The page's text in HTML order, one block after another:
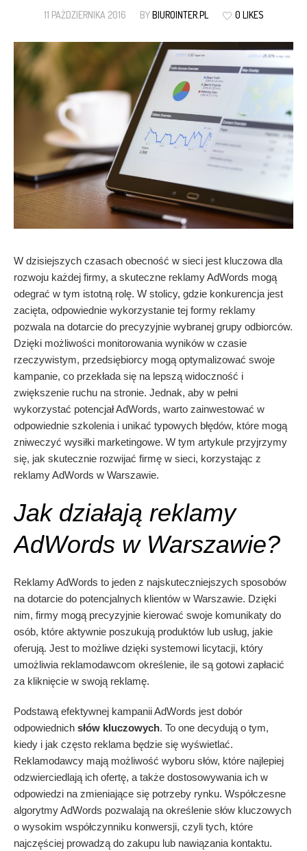
11 PAŹDZIERNIKA 2016 BYBIUROINTER.PL 0 LIKES
W dzisiejszych czasach obecność w sieci jest kluczowa dla
rozwoju każdej firmy, a skuteczne reklamy AdWords mogą
odegrać w tym istotną rolę. W stolicy, gdzie konkurencja jest
zacięta, odpowiednie wykorzystanie tej formy reklamy
pozwala na dotarcie do precyzyjnie wybranej grupy odbiorców.
Dzięki możliwości monitorowania wyników w czasie
rzeczywistym, przedsiębiorcy mogą optymalizować swoje
kampanie, co przekłada się na lepszą widoczność i
zwiększenie ruchu na stronie. Jednak, aby w pełni
wykorzystać potencjał AdWords, warto zainwestować w
odpowiednie szkolenia i unikać typowych błędów, które mogą
zniweczyć wysiłki marketingowe. W tym artykule przyjrzymy
się, jak skutecznie rozwijać firmę w sieci, korzystając z
reklamy AdWords w Warszawie.
Jak działają reklamy
AdWords w Warszawie?
Reklamy AdWords to jeden z najskuteczniejszych sposobów
na dotarcie do potencjalnych klientów w Warszawie. Dzięki
nim, firmy mogą precyzyjnie kierować swoje komunikaty do
osób, które aktywnie poszukują produktów lub usług, jakie
oferują. Jest to możliwe dzięki systemowi licytacji, który
umożliwia reklamodawcom określenie, ile są gotowi zapłacić
za kliknięcie w swoją reklamę.
Podstawą efektywnej kampanii AdWords jest dobór
odpowiednich słów kluczowych. To one decydują o tym,
kiedy i jak często reklama będzie się wyświetlać.
Reklamodawcy mają możliwość wyboru słów, które najlepiej
odzwierciedlają ich ofertę, a także dostosowywania ich w
odpowiedzi na zmieniające się potrzeby rynku. Współczesne
algorytmy AdWords pozwalają na określenie słów kluczowych
o wysokim współczynniku konwersji, czyli tych, które
najczęściej prowadzą do zakupu lub nawiązania kontaktu.